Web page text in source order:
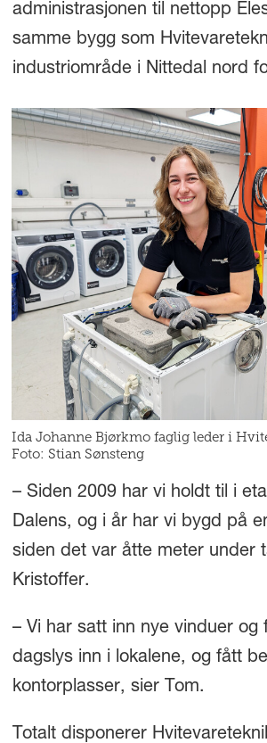
administrasjonen til nettopp
samme bygg som
industriområde i Nittedal nord
Ida Johanne Bjørkmo faglig leder i
Foto: Stian Sønsteng
– Siden 2009 har vi holdt til i
Dalens, og i år har vi bygd på
siden det var åtte meter under
Kristoffer.
– Vi har satt inn nye vinduer og
dagslys inn i lokalene, og fått
kontorplasser, sier Tom.
Totalt disponerer